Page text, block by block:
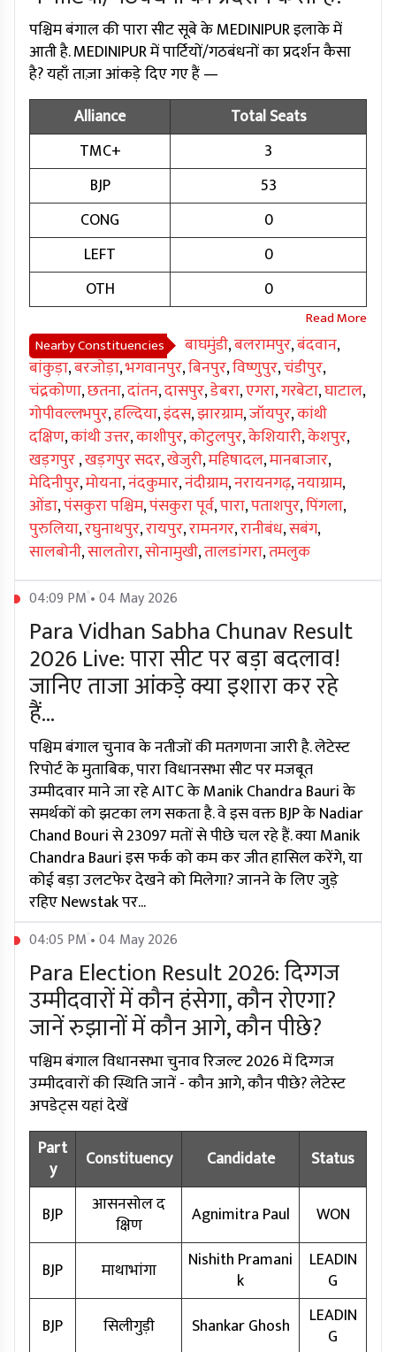
पश्चिम बंगाल की पारा सीट सूबे के MEDINIPUR इलाके में
आती है. MEDINIPUR में पार्टियों/गठबंधनों का प्रदर्शन कैसा
है? यहाँ ताज़ा आंकड़े दिए गए हैं —
Alliance
Total Seats
TMC+
3
BJP
53
CONG
0
LEFT
0
OTH
0
Nearby Constituencies बाघमुंडी,बलरामपुर,बंदवान,
बांकुड़ा,बरजोड़ा,भगवानपुर,बिनपुर,विष्णुपुर,चंडीपुर,
चंद्रकोणा,छतना,दांतन,दासपुर,डेबरा,एगरा,गरबेटा,घाटाल,
गोपीवल्लभपुर,हल्दिया,इंदस,झारग्राम,जॉयपुर,कांथी
दक्षिण,कांथी उत्तर,काशीपुर,कोटुलपुर,केशियारी,केशपुर,
खड़गपुर,खड़गपुर सदर,खेजुरी,महिषादल,मानबाजार,
मेदिनीपुर,मोयना,नंदकुमार,नंदीग्राम,नरायनगढ़,नयाग्राम,
ओंडा,पंसकुरा पश्चिम,पंसकुरा पूर्व,पारा,पताशपुर,पिंगला,
पुरुलिया,रघुनाथपुर,रायपुर,रामनगर,रानीबंध,सबंग,
सालबोनी,सालतोरा,सोनामुखी,तालडांगरा,तमलुक
04:09 PM • 04 May 2026
Para Vidhan Sabha Chunav Result
2026 Live: पारा सीट पर बड़ा बदलाव!
जानिए ताजा आंकड़े क्या इशारा कर रहे
हैं...
पश्चिम बंगाल चुनाव के नतीजों की मतगणना जारी है. लेटेस्ट
रिपोर्ट के मुताबिक, पारा विधानसभा सीट पर मजबूत
उम्मीदवार माने जा रहे AITC के Manik Chandra Bauri के
समर्थकों को झटका लग सकता है. वे इस वक्त BJP के Nadiar
Chand Bouri से 23097 मतों से पीछे चल रहे हैं. क्या Manik
Chandra Bauri इस फर्क को कम कर जीत हासिल करेंगे, या
कोई बड़ा उलटफेर देखने को मिलेगा? जानने के लिए जुड़े
रहिए Newstak पर...
04:05 PM • 04 May 2026
Para Election Result 2026: दिग्गज
उम्मीदवारों में कौन हंसेगा, कौन रोएगा?
जानें रुझानों में कौन आगे, कौन पीछे?
पश्चिम बंगाल विधानसभा चुनाव रिजल्ट 2026 में दिग्गज
उम्मीदवारों की स्थिति जानें - कौन आगे, कौन पीछे? लेटेस्ट
अपडेट्स यहां देखें
Part
y
Constituency Candidate Status
BJP
आसनसोल द
क्षिण
Agnimitra Paul WON
BJP माथाभांगा
Nishith Pramani
k
LEADIN
G
BJP
सिलीगुड़ी Shankar Ghosh
LEADIN
G